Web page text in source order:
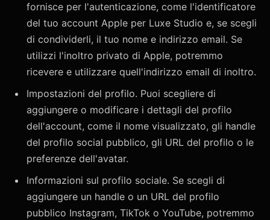
fornisce per l'autenticazione, come l'identificatore
del tuo account Apple per Luxe Studio e, se scegli
di condividerli, il tuo nome e indirizzo email. Se
utilizzi l'inoltro privato di Apple, potremmo
ricevere e utilizzare quell'indirizzo email di inoltro.
Impostazioni del profilo. Puoi scegliere di
aggiungere o modificare i dettagli del profilo
dell'account, come il nome visualizzato, gli handle
del profilo social pubblico, gli URL del profilo o le
preferenze dell'avatar.
Informazioni sul profilo sociale. Se scegli di
aggiungere un handle o un URL del profilo
pubblico Instagram, TikTok o YouTube, potremmo